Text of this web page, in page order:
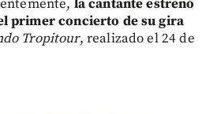
la cantante estrenó
primer concierto de su gira
Tropitour, realizado el 24 de